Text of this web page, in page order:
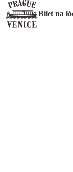
Bilet na